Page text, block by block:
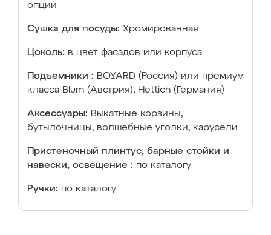
опции
Сушка для посуды: Хромированная
Цоколь: в цвет фасадов или корпуса
Подъемники : BOYARD (Россия) или премиум
класса Blum (Австрия), Hettich (Германия)
Аксессуары: Выкатные корзины,
бутылочницы, волшебные уголки, карусели
Пристеночный плинтус, барные стойки и
навески, освещение : по каталогу
Ручки: по каталогу